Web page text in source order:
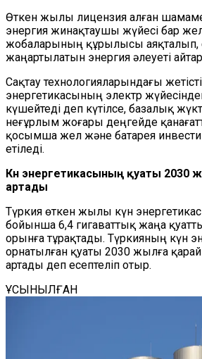
Өткен жылы лицензия алған
энергия жинақтаушы жүйесі бар
жобаларының құрылысы аяқталып,
жаңартылатын энергия әлеуеті
Сақтау технологияларындағы
энергетикасының электр
күшейтеді деп күтілсе, базалық
неғұрлым жоғары деңгейде
қосымша жел және батарея
етіледі.
Күн энергетикасының қуаты 2030
артады
Түркия өткен жылы күн
бойынша 6,4 гигаваттық жаңа
орынға тұрақтады. Түркияның күн
орнатылған қуаты 2030 жылға
артады деп есептеліп отыр.
ҰСЫНЫЛҒАН